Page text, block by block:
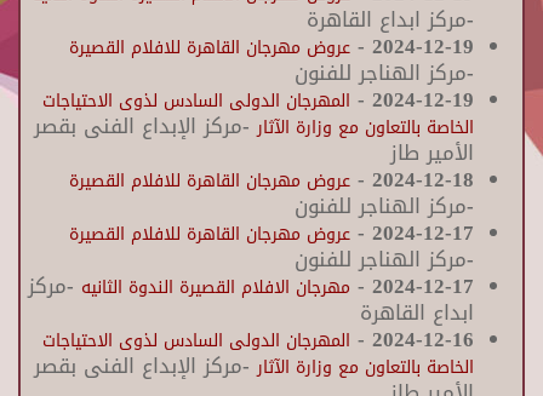
-مركز ابداع القاهرة
2024-12-19
- عروض مهرجان القاهرة للافلام القصيرة
-مركز الهناجر للفنون
2024-12-19
- المهرجان الدولى السادس لذوى الاحتياجات
الخاصة بالتعاون مع وزارة الآثار-مركز الإبداع الفنى بقصر
الأمير طاز
2024-12-18
- عروض مهرجان القاهرة للافلام القصيرة
-مركز الهناجر للفنون
2024-12-17
- عروض مهرجان القاهرة للافلام القصيرة
-مركز الهناجر للفنون
2024-12-17
- مهرجان الافلام القصيرة الندوة الثانيه -مركز
ابداع القاهرة
2024-12-16
- المهرجان الدولى السادس لذوى الاحتياجات
الخاصة بالتعاون مع وزارة الآثار-مركز الإبداع الفنى بقصر